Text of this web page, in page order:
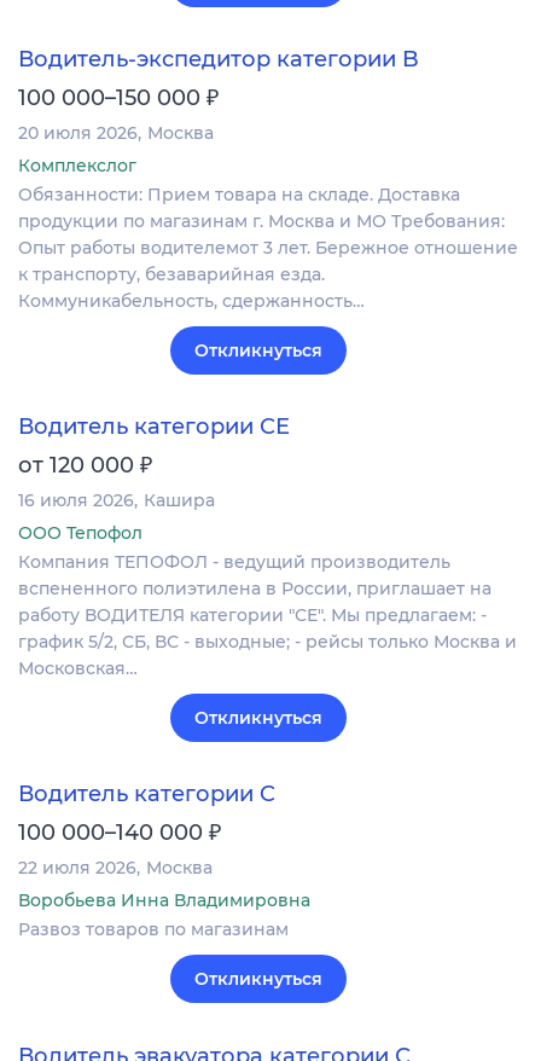
Водитель-экспедитор категории B
100 000–150 000 ₽
20 июля 2026 Москва
Комплекслог
Обязанности: Прием товара на складе. Доставка
продукции по магазинам г. Москва и МО Требования:
Опыт работы водителемот 3 лет. Бережное отношение
к транспорту, безаварийная езда.
Коммуникабельность, сдержанность…
Откликнуться
Водитель категории СЕ
от 120 000 ₽
16 июля 2026 Кашира
ООО Тепофол
Компания ТЕПОФОЛ - ведущий производитель
вспененного полиэтилена в России, приглашает на
работу ВОДИТЕЛЯ категории "СЕ". Мы предлагаем: -
график 5/2, СБ, ВС - выходные; - рейсы только Москва и
Московская…
Откликнуться
Водитель категории C
100 000–140 000 ₽
22 июля 2026 Москва
Воробьева Инна Владимировна
Развоз товаров по магазинам
Откликнуться